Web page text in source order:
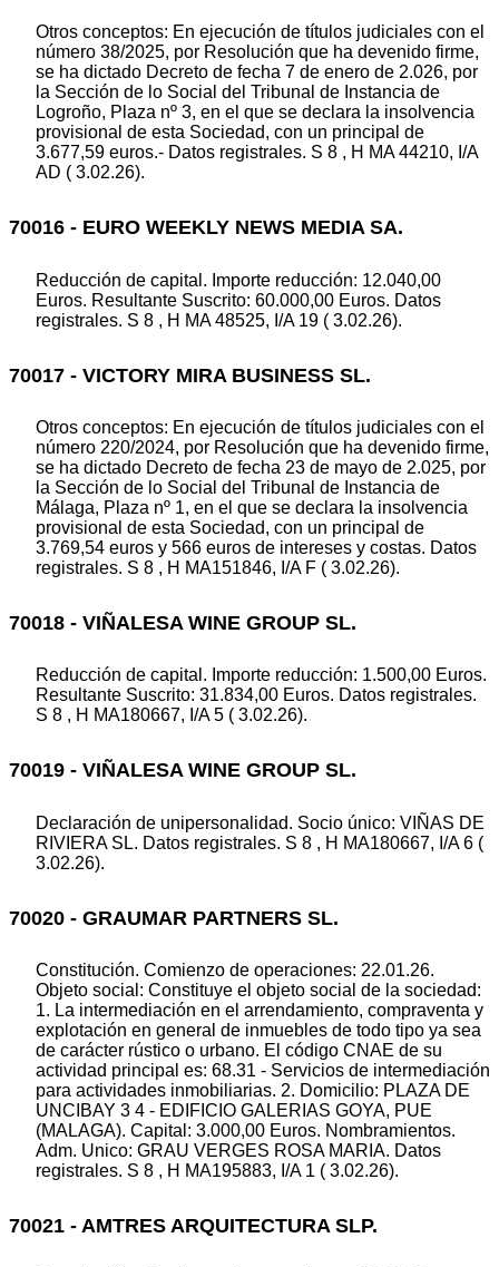
Otros conceptos: En ejecución de títulos judiciales con el
número 38/2025, por Resolución que ha devenido firme,
se ha dictado Decreto de fecha 7 de enero de 2.026, por
la Sección de lo Social del Tribunal de Instancia de
Logroño, Plaza nº 3, en el que se declara la insolvencia
provisional de esta Sociedad, con un principal de
3.677,59 euros.- Datos registrales. S 8 , H MA 44210, I/A
AD ( 3.02.26).
70016 - EURO WEEKLY NEWS MEDIA SA.
Reducción de capital. Importe reducción: 12.040,00
Euros. Resultante Suscrito: 60.000,00 Euros. Datos
registrales. S 8 , H MA 48525, I/A 19 ( 3.02.26).
70017 - VICTORY MIRA BUSINESS SL.
Otros conceptos: En ejecución de títulos judiciales con el
número 220/2024, por Resolución que ha devenido firme,
se ha dictado Decreto de fecha 23 de mayo de 2.025, por
la Sección de lo Social del Tribunal de Instancia de
Málaga, Plaza nº 1, en el que se declara la insolvencia
provisional de esta Sociedad, con un principal de
3.769,54 euros y 566 euros de intereses y costas. Datos
registrales. S 8 , H MA151846, I/A F ( 3.02.26).
70018 - VIÑALESA WINE GROUP SL.
Reducción de capital. Importe reducción: 1.500,00 Euros.
Resultante Suscrito: 31.834,00 Euros. Datos registrales.
S 8 , H MA180667, I/A 5 ( 3.02.26).
70019 - VIÑALESA WINE GROUP SL.
Declaración de unipersonalidad. Socio único: VIÑAS DE
RIVIERA SL. Datos registrales. S 8 , H MA180667, I/A 6 (
3.02.26).
70020 - GRAUMAR PARTNERS SL.
Constitución. Comienzo de operaciones: 22.01.26.
Objeto social: Constituye el objeto social de la sociedad:
1. La intermediación en el arrendamiento, compraventa y
explotación en general de inmuebles de todo tipo ya sea
de carácter rústico o urbano. El código CNAE de su
actividad principal es: 68.31 - Servicios de intermediación
para actividades inmobiliarias. 2. Domicilio: PLAZA DE
UNCIBAY 3 4 - EDIFICIO GALERIAS GOYA, PUE
(MALAGA). Capital: 3.000,00 Euros. Nombramientos.
Adm. Unico: GRAU VERGES ROSA MARIA. Datos
registrales. S 8 , H MA195883, I/A 1 ( 3.02.26).
70021 - AMTRES ARQUITECTURA SLP.